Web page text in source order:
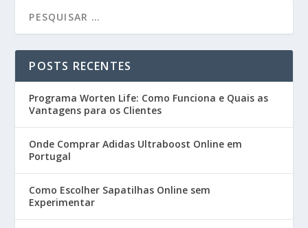
POSTS RECENTES
Programa Worten Life: Como Funciona e Quais as
Vantagens para os Clientes
Onde Comprar Adidas Ultraboost Online em
Portugal
Como Escolher Sapatilhas Online sem
Experimentar